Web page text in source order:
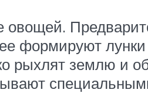
овощей.
формируют
рыхлят землю и